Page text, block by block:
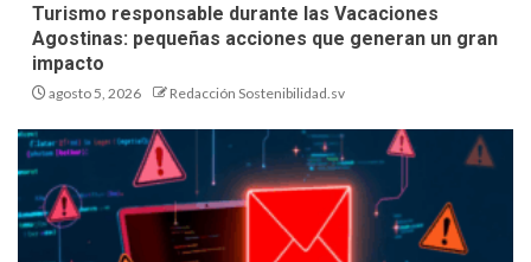
Turismo responsable durante las Vacaciones
Agostinas: pequeñas acciones que generan un gran
impacto
agosto 5, 2026 Redacción Sostenibilidad.sv